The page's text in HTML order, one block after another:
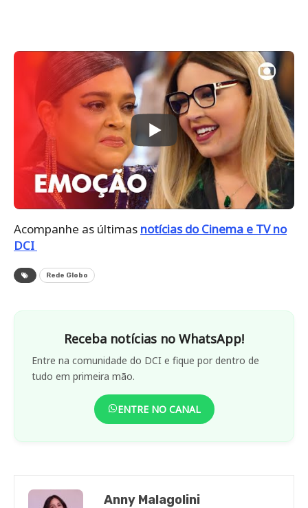
Acompanhe as últimas notícias do Cinema e TV no
DCI
Rede Globo
Receba notícias no WhatsApp!
Entre na comunidade do DCI e fique por dentro de
tudo em primeira mão.
ENTRE NO CANAL
Anny Malagolini